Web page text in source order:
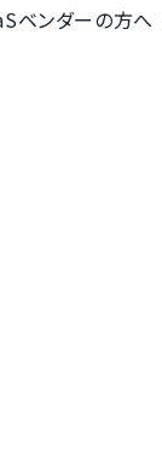
ベンダーの方へ